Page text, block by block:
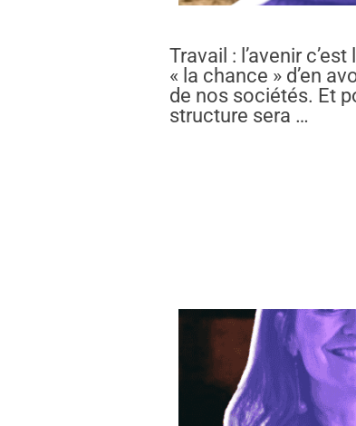
Travail : l’avenir
« la chance » d’en
de nos sociétés. Et
structure sera …